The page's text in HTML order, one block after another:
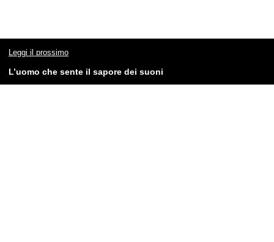
Leggi il prossimo
L’uomo che sente il sapore dei suoni